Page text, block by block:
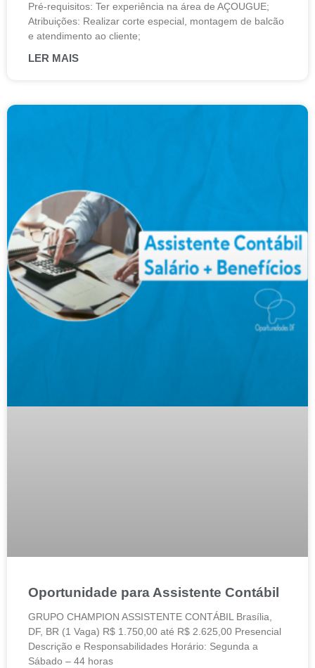
Pré-requisitos: Ter experiência na área de AÇOUGUE;
Atribuições: Realizar corte especial, montagem de balcão
e atendimento ao cliente;
LER MAIS
Oportunidade para Assistente Contábil
GRUPO CHAMPION ASSISTENTE CONTÁBIL Brasília,
DF, BR (1 Vaga) R$ 1.750,00 até R$ 2.625,00 Presencial
Descrição e Responsabilidades Horário: Segunda a
Sábado – 44 horas